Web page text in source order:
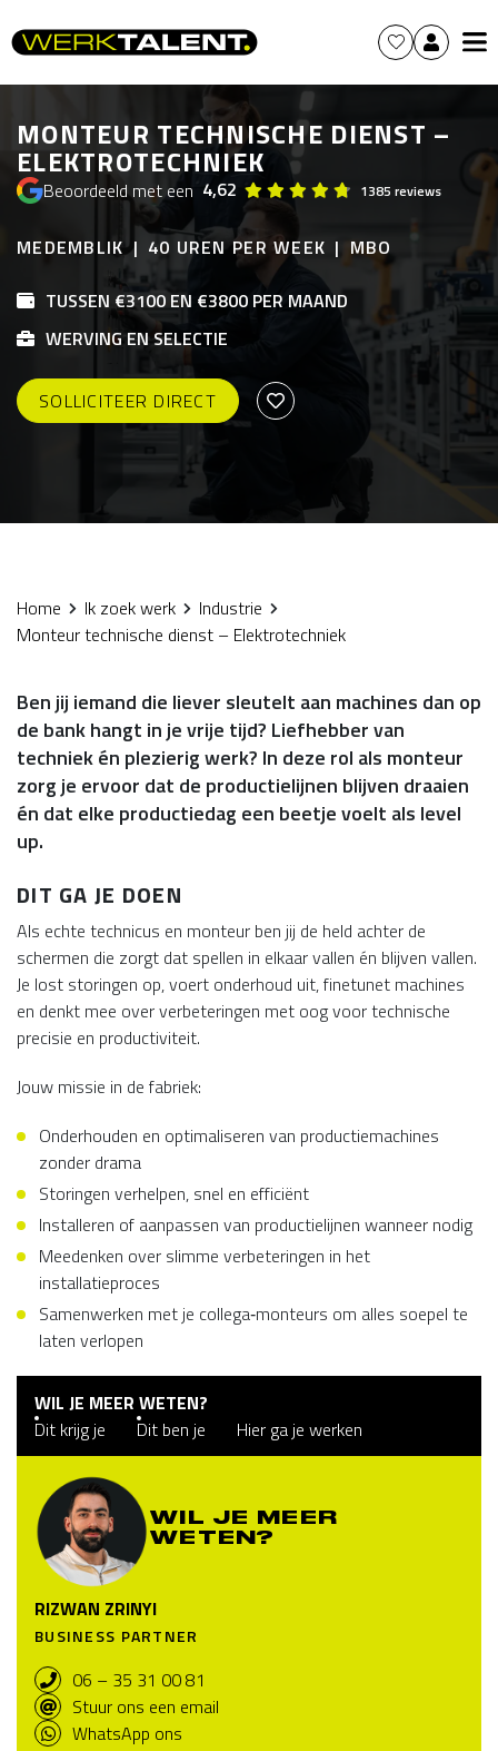
MONTEUR TECHNISCHE DIENST –
ELEKTROTECHNIEK
Beoordeeld met een 4,62 1385 reviews
MEDEMBLIK 40 UREN PER WEEK
MBO
TUSSEN €3100 EN €3800 PER MAAND
WERVING EN SELECTIE
SOLLICITEER DIRECT
Home Ik zoek werk
Industrie
Monteur technische dienst – Elektrotechniek
Ben jij iemand die liever sleutelt aan machines dan op
de bank hangt in je vrije tijd? Liefhebber van
techniek én plezierig werk? In deze rol als monteur
zorg je ervoor dat de productielijnen blijven draaien
én dat elke productiedag een beetje voelt als level
up.
DIT GA JE DOEN
Als echte technicus en monteur ben jij de held achter de
schermen die zorgt dat spellen in elkaar vallen én blijven vallen.
Je lost storingen op, voert onderhoud uit, finetunet machines
en denkt mee over verbeteringen met oog voor technische
precisie en productiviteit.
Jouw missie in de fabriek:
Onderhouden en optimaliseren van productiemachines
zonder drama
Storingen verhelpen, snel en efficiënt
Installeren of aanpassen van productielijnen wanneer nodig
Meedenken over slimme verbeteringen in het
installatieproces
Samenwerken met je collega‑monteurs om alles soepel te
laten verlopen
WIL JE MEER WETEN?
Dit krijg je
Dit ben je Hier ga je werken
WIL JE MEER
WETEN?
RIZWAN ZRINYI
BUSINESS PARTNER
06 – 35 31 00 81
Stuur ons een email
WhatsApp ons